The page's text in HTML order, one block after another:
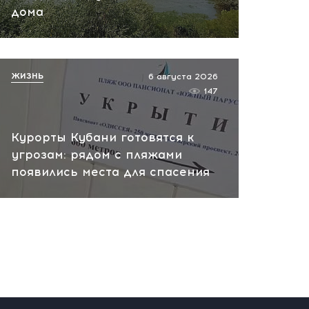
НАТО планирует и
заявление хакеров
дома
Курорты Кубани готовятся к
угрозам: рядом с пляжами
появились места для спасения
6 августа 2026
147
ЖИЗНЬ